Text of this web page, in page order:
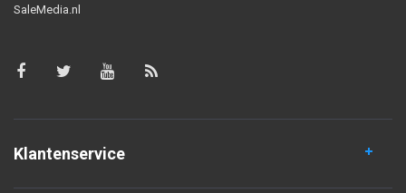
SaleMedia.nl
Klantenservice